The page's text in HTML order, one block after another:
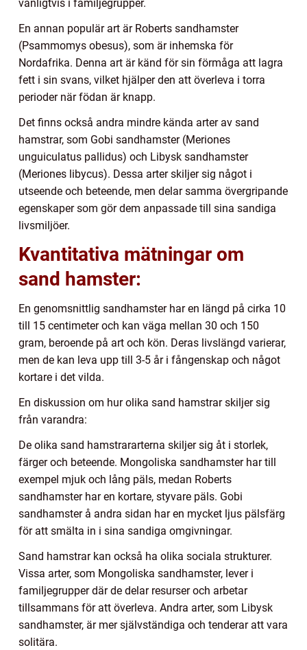
vanligtvis i familjegrupper.
En annan populär art är Roberts sandhamster
(Psammomys obesus), som är inhemska för
Nordafrika. Denna art är känd för sin förmåga att lagra
fett i sin svans, vilket hjälper den att överleva i torra
perioder när födan är knapp.
Det finns också andra mindre kända arter av sand
hamstrar, som Gobi sandhamster (Meriones
unguiculatus pallidus) och Libysk sandhamster
(Meriones libycus). Dessa arter skiljer sig något i
utseende och beteende, men delar samma övergripande
egenskaper som gör dem anpassade till sina sandiga
livsmiljöer.
Kvantitativa mätningar om
sand hamster:
En genomsnittlig sandhamster har en längd på cirka 10
till 15 centimeter och kan väga mellan 30 och 150
gram, beroende på art och kön. Deras livslängd varierar,
men de kan leva upp till 3-5 år i fångenskap och något
kortare i det vilda.
En diskussion om hur olika sand hamstrar skiljer sig
från varandra:
De olika sand hamstrararterna skiljer sig åt i storlek,
färger och beteende. Mongoliska sandhamster har till
exempel mjuk och lång päls, medan Roberts
sandhamster har en kortare, styvare päls. Gobi
sandhamster å andra sidan har en mycket ljus pälsfärg
för att smälta in i sina sandiga omgivningar.
Sand hamstrar kan också ha olika sociala strukturer.
Vissa arter, som Mongoliska sandhamster, lever i
familjegrupper där de delar resurser och arbetar
tillsammans för att överleva. Andra arter, som Libysk
sandhamster, är mer självständiga och tenderar att vara
solitära.